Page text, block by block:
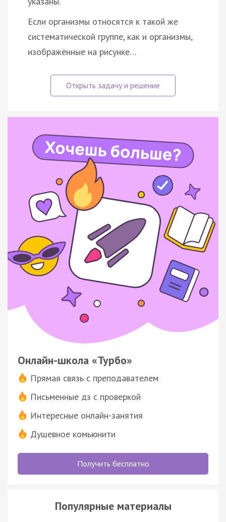
Если организмы относятся к такой же
систематической группе, как и организмы,
изображённые на рисунке…
Онлайн-школа «Турбо»
Прямая связь с преподавателем
Письменные дз с проверкой
Интересные онлайн-занятия
Душевное комьюнити
Получить бесплатно
Популярные материалы